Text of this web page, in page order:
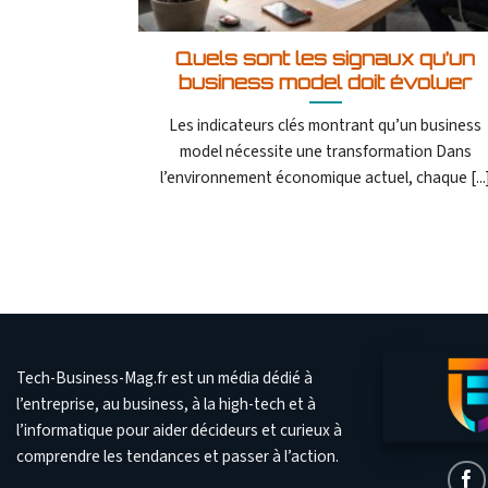
Quels sont les signaux qu’un
business model doit évoluer
Les indicateurs clés montrant qu’un business
model nécessite une transformation Dans
l’environnement économique actuel, chaque [...]
Tech-Business-Mag.fr est un média dédié à
l’entreprise, au business, à la high-tech et à
l’informatique pour aider décideurs et curieux à
comprendre les tendances et passer à l’action.